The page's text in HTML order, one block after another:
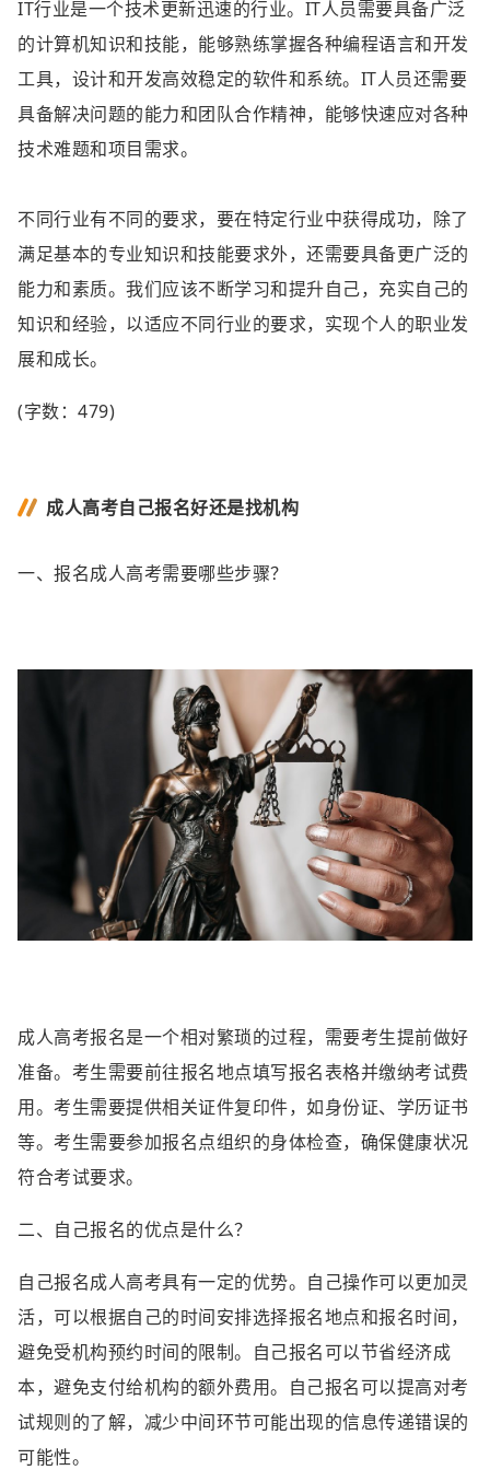
IT行业是一个技术更新迅速的行业。IT人员需要具备广泛
的计算机知识和技能，能够熟练掌握各种编程语言和开发
工具，设计和开发高效稳定的软件和系统。IT人员还需要
具备解决问题的能力和团队合作精神，能够快速应对各种
技术难题和项目需求。
不同行业有不同的要求，要在特定行业中获得成功，除了
满足基本的专业知识和技能要求外，还需要具备更广泛的
能力和素质。我们应该不断学习和提升自己，充实自己的
知识和经验，以适应不同行业的要求，实现个人的职业发
展和成长。
(字数：479)
成人高考自己报名好还是找机构
一、报名成人高考需要哪些步骤？
成人高考报名是一个相对繁琐的过程，需要考生提前做好
准备。考生需要前往报名地点填写报名表格并缴纳考试费
用。考生需要提供相关证件复印件，如身份证、学历证书
等。考生需要参加报名点组织的身体检查，确保健康状况
符合考试要求。
二、自己报名的优点是什么？
自己报名成人高考具有一定的优势。自己操作可以更加灵
活，可以根据自己的时间安排选择报名地点和报名时间，
避免受机构预约时间的限制。自己报名可以节省经济成
本，避免支付给机构的额外费用。自己报名可以提高对考
试规则的了解，减少中间环节可能出现的信息传递错误的
可能性。